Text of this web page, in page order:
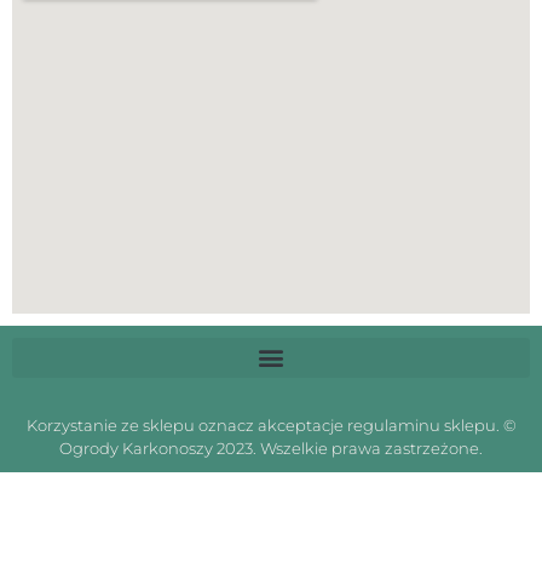
Korzystanie ze sklepu oznacz akceptacje regulaminu sklepu. ©
Ogrody Karkonoszy 2023. Wszelkie prawa zastrzeżone.